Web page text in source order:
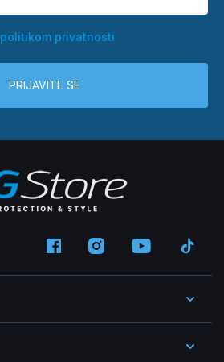
politikom privatnosti
PRIJAVITE SE